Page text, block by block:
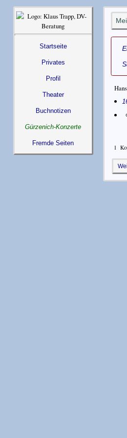
Startseite
Privates
Profil
Theater
Buchnotizen
Gürzenich-Konzerte
Fremde Seiten
1